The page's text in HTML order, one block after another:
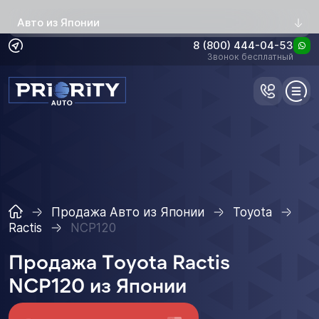
Авто из Японии
8 (800) 444-04-53
Звонок бесплатный
Продажа Авто из Японии
Toyota
Ractis
NCP120
Продажа Toyota Ractis
NCP120 из Японии